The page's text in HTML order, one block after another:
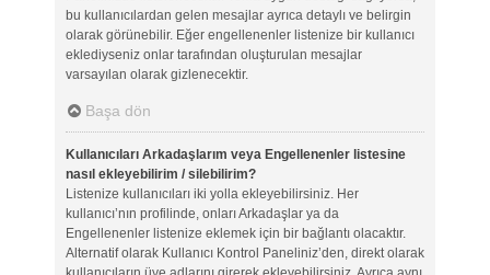
bu kullanıcılardan gelen mesajlar ayrıca detaylı ve belirgin
olarak görünebilir. Eğer engellenenler listenize bir kullanıcı
eklediyseniz onlar tarafından oluşturulan mesajlar
varsayılan olarak gizlenecektir.
Başa dön
Kullanıcıları Arkadaşlarım veya Engellenenler listesine
nasıl ekleyebilirim / silebilirim?
Listenize kullanıcıları iki yolla ekleyebilirsiniz. Her
kullanıcı’nın profilinde, onları Arkadaşlar ya da
Engellenenler listenize eklemek için bir bağlantı olacaktır.
Alternatif olarak Kullanıcı Kontrol Paneliniz’den, direkt olarak